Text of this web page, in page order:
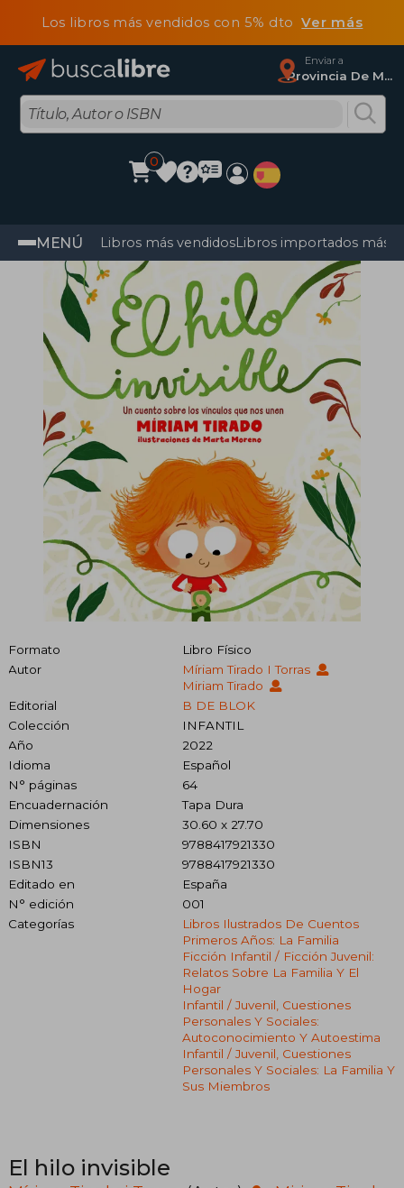
Los libros más vendidos con 5% dtoVer más
Enviar a
Provincia De Madrid
0
MENÚ Libros más vendidosLibros importados más
Formato
Libro Físico
Autor
Míriam Tirado I Torras
Miriam Tirado
Editorial
B DE BLOK
Colección
INFANTIL
Año
2022
Idioma
Español
N° páginas
64
Encuadernación
Tapa Dura
Dimensiones
30.60 x 27.70
ISBN
9788417921330
ISBN13
9788417921330
Editado en
España
N° edición
001
Categorías
Libros Ilustrados De Cuentos
Primeros Años: La Familia
Ficción Infantil / Ficción Juvenil:
Relatos Sobre La Familia Y El
Hogar
Infantil / Juvenil, Cuestiones
Personales Y Sociales:
Autoconocimiento Y Autoestima
Infantil / Juvenil, Cuestiones
Personales Y Sociales: La Familia Y
Sus Miembros
El hilo invisible